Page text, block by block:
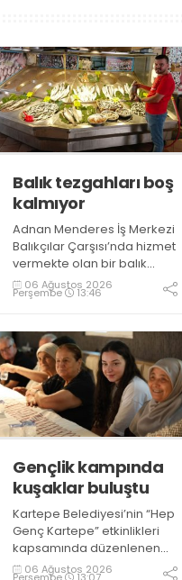
Balık tezgahları boş
kalmıyor
Adnan Menderes İş Merkezi
Balıkçılar Çarşısı’nda hizmet
vermekte olan bir balık
restoranının işletme
sahiplerinden Emrah
tezgahlarda taze balık
bulunduğunu ifade ederek
“Yıl boyunca tezgahlarda
taze balık bulmak mümkün
oluyor” dedi
06 Ağustos 2026
Perşembe 13:46
Gençlik kampında
kuşaklar buluştu
Kartepe Belediyesi’nin “Hep
Genç Kartepe” etkinlikleri
kapsamında düzenlenen
Gençlik ve Gelişim Kampı’na
06 Ağustos 2026
Perşembe 13:07